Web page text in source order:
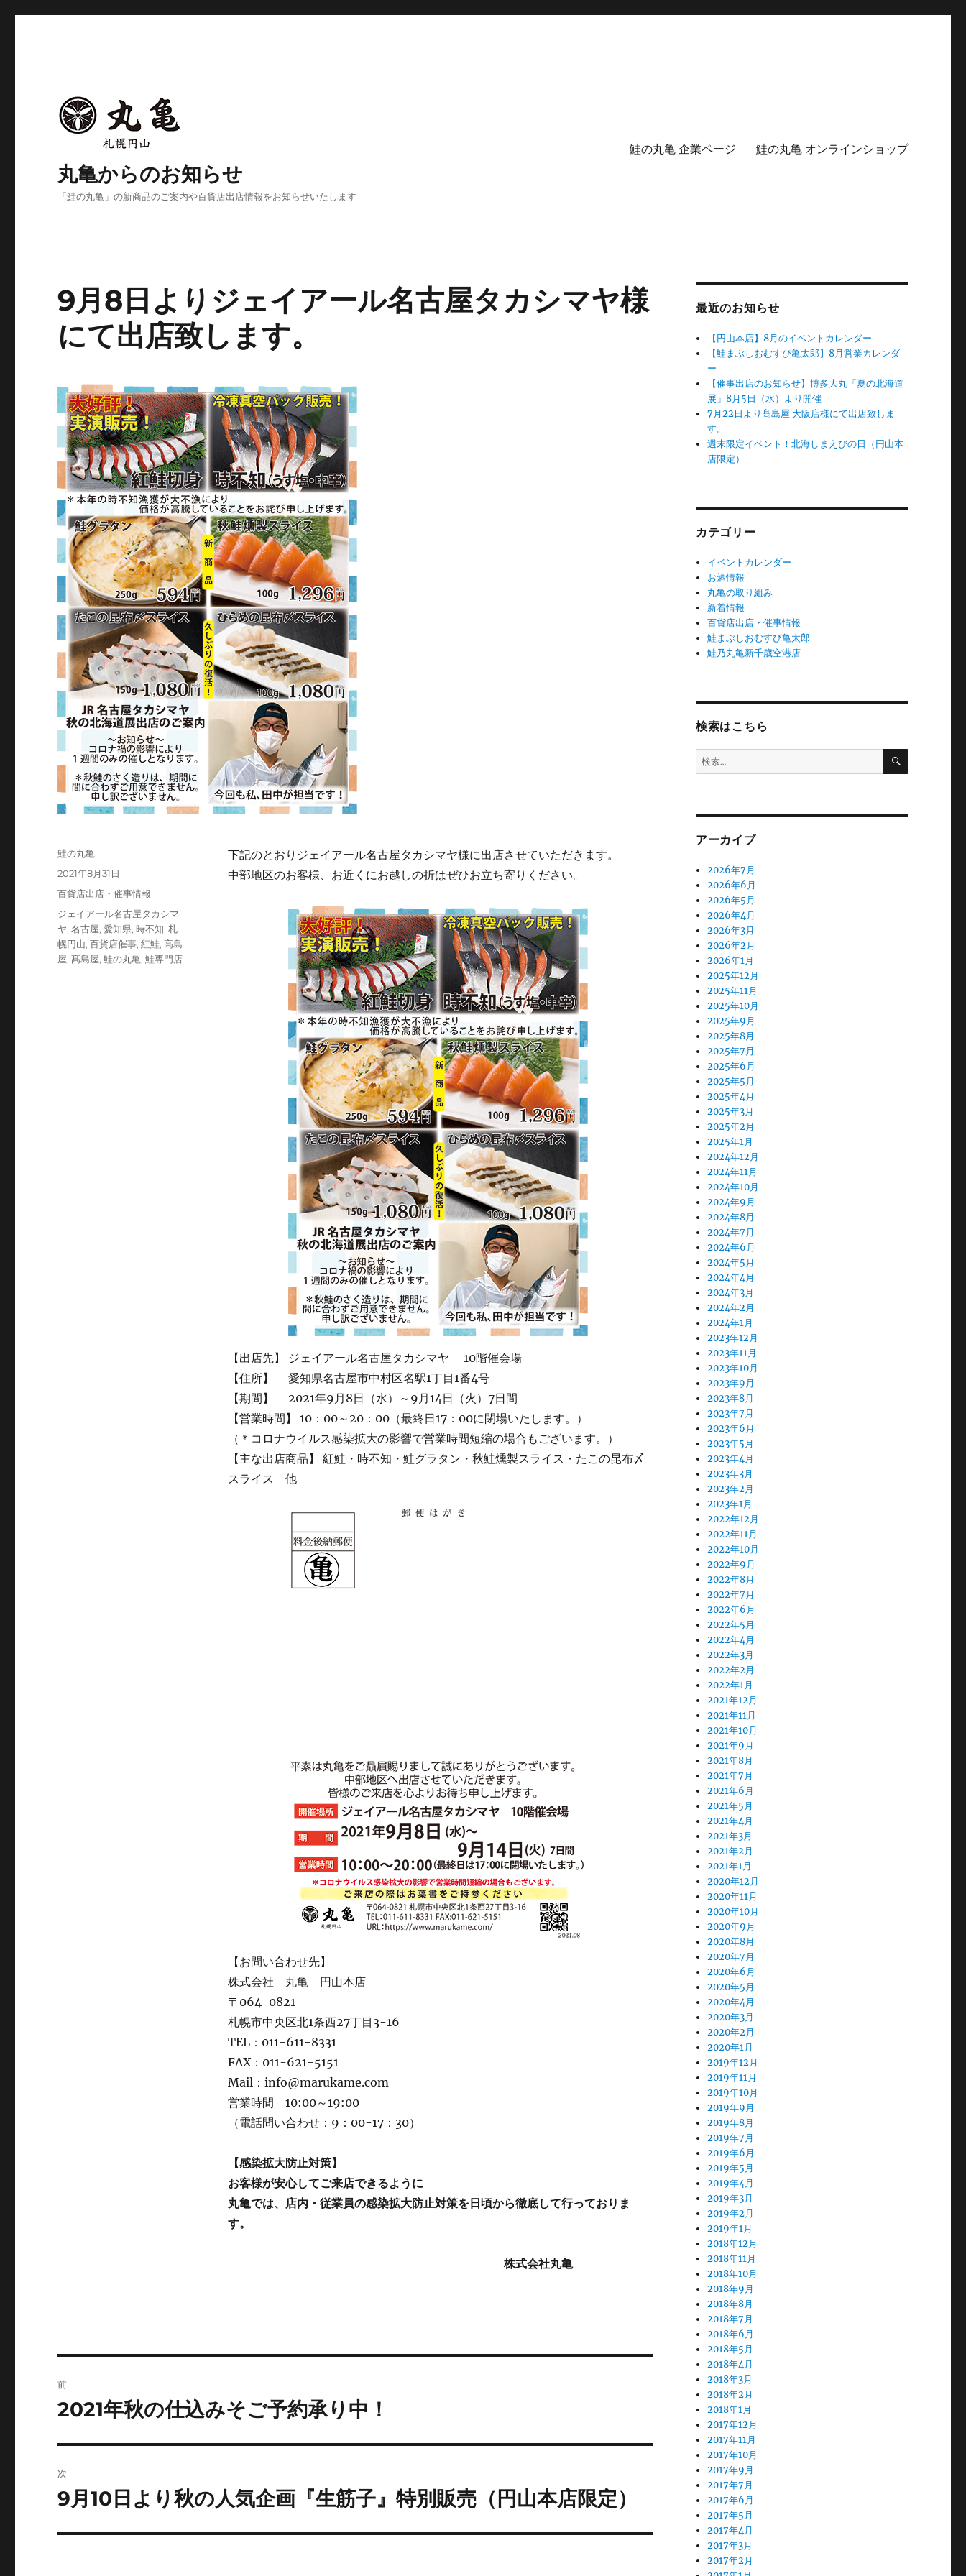
丸亀からのお知らせ
「鮭の丸亀」の新商品のご案内や百貨店出店情報をお知らせいたします
鮭の丸亀 企業ページ 鮭の丸亀 オンラインショップ
9月8日よりジェイアール名古屋タカシマヤ様
にて出店致します。
下記のとおりジェイアール名古屋タカシマヤ様に出店させていただきます。
中部地区のお客様、お近くにお越しの折はぜひお立ち寄りください。
【出店先】 ジェイアール名古屋タカシマヤ 10階催会場
【住所】 愛知県名古屋市中村区名駅1丁目1番4号
【期間】 2021年9月8日（水）～9月14日（火）7日間
【営業時間】 10：00～20：00（最終日17：00に閉場いたします。）
（＊コロナウイルス感染拡大の影響で営業時間短縮の場合もございます。）
【主な出店商品】 紅鮭・時不知・鮭グラタン・秋鮭燻製スライス・たこの昆布〆
スライス 他
【お問い合わせ先】
株式会社 丸亀 円山本店
〒064-0821
札幌市中央区北1条西27丁目3-16
TEL：011-611-8331
FAX：011-621-5151
Mail：info@marukame.com
営業時間 10:00～19:00
（電話問い合わせ：9：00-17：30）
【感染拡大防止対策】
お客様が安心してご来店できるように
丸亀では、店内・従業員の感染拡大防止対策を日頃から徹底して行っておりま
す。
株式会社丸亀
投
鮭の丸亀
投
稿
2021年8月31日
カ
ゴ
リ
ー
百貨店出店・催事情報
タ
グ
ジェイアール名古屋タカシマ
ヤ,名古屋,愛知県,時不知,札
幌円山,百貨店催事,紅鮭,高島
屋,髙島屋,鮭の丸亀,鮭専門店
稿
ゲ
前
前
投
稿:
2021年秋の仕込みそご予約承り中！
次
次
投
9月10日より秋の人気企画『生筋子』特別販売（円山本店限定）
最近のお知らせ
【円山本店】8月のイベントカレンダー
【鮭まぶしおむすび亀太郎】8月営業カレンダ
ー
【催事出店のお知らせ】博多大丸「夏の北海道
展」8月5日（水）より開催
7月22日より髙島屋 大阪店様にて出店致しま
す。
週末限定イベント！北海しまえびの日（円山本
店限定）
カテゴリー
イベントカレンダー
お酒情報
丸亀の取り組み
新着情報
百貨店出店・催事情報
鮭まぶしおむすび亀太郎
鮭乃丸亀新千歳空港店
検索はこちら
検
索:
検
アーカイブ
2026年7月
2026年6月
2026年5月
2026年4月
2026年3月
2026年2月
2026年1月
2025年12月
2025年11月
2025年10月
2025年9月
2025年8月
2025年7月
2025年6月
2025年5月
2025年4月
2025年3月
2025年2月
2025年1月
2024年12月
2024年11月
2024年10月
2024年9月
2024年8月
2024年7月
2024年6月
2024年5月
2024年4月
2024年3月
2024年2月
2024年1月
2023年12月
2023年11月
2023年10月
2023年9月
2023年8月
2023年7月
2023年6月
2023年5月
2023年4月
2023年3月
2023年2月
2023年1月
2022年12月
2022年11月
2022年10月
2022年9月
2022年8月
2022年7月
2022年6月
2022年5月
2022年4月
2022年3月
2022年2月
2022年1月
2021年12月
2021年11月
2021年10月
2021年9月
2021年8月
2021年7月
2021年6月
2021年5月
2021年4月
2021年3月
2021年2月
2021年1月
2020年12月
2020年11月
2020年10月
2020年9月
2020年8月
2020年7月
2020年6月
2020年5月
2020年4月
2020年3月
2020年2月
2020年1月
2019年12月
2019年11月
2019年10月
2019年9月
2019年8月
2019年7月
2019年6月
2019年5月
2019年4月
2019年3月
2019年2月
2019年1月
2018年12月
2018年11月
2018年10月
2018年9月
2018年8月
2018年7月
2018年6月
2018年5月
2018年4月
2018年3月
2018年2月
2018年1月
2017年12月
2017年11月
2017年10月
2017年9月
2017年7月
2017年6月
2017年5月
2017年4月
2017年3月
2017年2月